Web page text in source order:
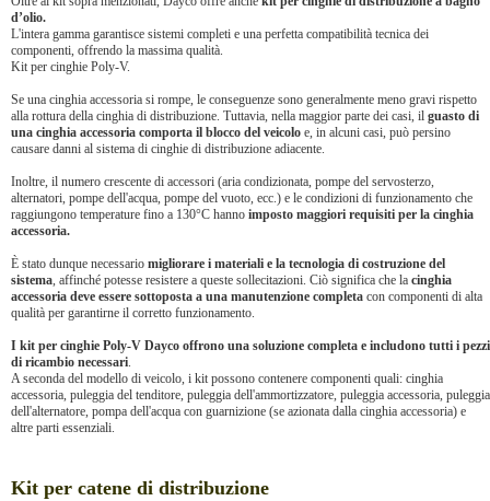
d’olio.
L'intera gamma garantisce sistemi completi e una perfetta compatibilità tecnica dei
componenti, offrendo la massima qualità.
Kit per cinghie Poly-V.
Se una cinghia accessoria si rompe, le conseguenze sono generalmente meno gravi rispetto
alla rottura della cinghia di distribuzione. Tuttavia, nella maggior parte dei casi, il guasto di
una cinghia accessoria comporta il blocco del veicolo e, in alcuni casi, può persino
causare danni al sistema di cinghie di distribuzione adiacente.
Inoltre, il numero crescente di accessori (aria condizionata, pompe del servosterzo,
alternatori, pompe dell'acqua, pompe del vuoto, ecc.) e le condizioni di funzionamento che
raggiungono temperature fino a 130°C hanno imposto maggiori requisiti per la cinghia
accessoria.
È stato dunque necessario migliorare i materiali e la tecnologia di costruzione del
sistema, affinché potesse resistere a queste sollecitazioni. Ciò significa che la cinghia
accessoria deve essere sottoposta a una manutenzione completa con componenti di alta
qualità per garantirne il corretto funzionamento.
I kit per cinghie Poly-V Dayco offrono una soluzione completa e includono tutti i pezzi
di ricambio necessari.
A seconda del modello di veicolo, i kit possono contenere componenti quali: cinghia
accessoria, puleggia del tenditore, puleggia dell'ammortizzatore, puleggia accessoria, puleggia
dell'alternatore, pompa dell'acqua con guarnizione (se azionata dalla cinghia accessoria) e
altre parti essenziali.
Kit per catene di distribuzione